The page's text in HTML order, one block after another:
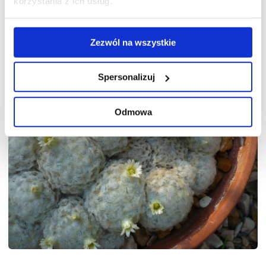
Zezwól na wszystkie
Spersonalizuj
Odmowa
bardziej je rozluźniający podłoże, np. piasek,
a nawetBazalt granulowany, który zwykle